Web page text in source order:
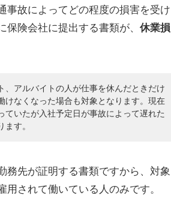
故によってどの程度の損害を受け
険会社に提出する書類が、 休業損
、アルバイトの人が仕事を休んだときだけ
けなくなった場合も対象となります。現在
いたが入社予定日が事故によって遅れた
す。
務先が証明する書類ですから、対象
されて働いている人のみです。